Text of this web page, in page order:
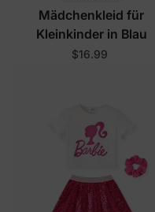
Mädchenkleid für
Kleinkinder in Blau
$16.99